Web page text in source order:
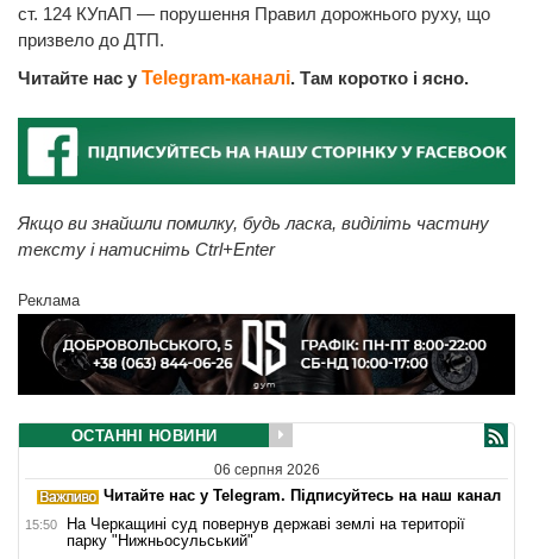
ст. 124 КУпАП — порушення Правил дорожнього руху, що
призвело до ДТП.
Читайте нас у Telegram-каналі. Там коротко і ясно.
Якщо ви знайшли помилку, будь ласка, виділіть частину
тексту і натисніть Ctrl+Enter
Реклама
ОСТАННІ НОВИНИ
06 серпня 2026
Читайте нас у Telegram. Підписуйтесь на наш канал
15:50
На Черкащині суд повернув державі землі на території
парку "Нижньосульський"